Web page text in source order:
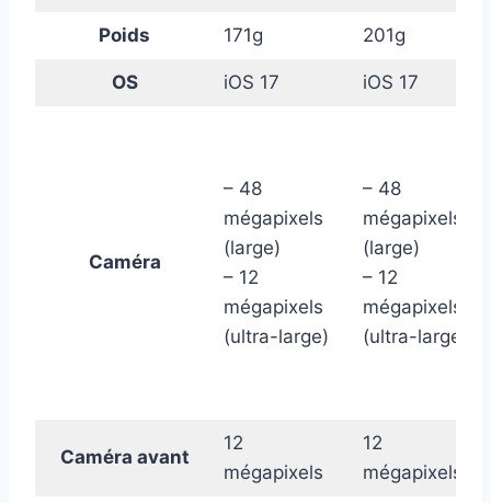
Poids 171g 201g
OS iOS 17 iOS 17
Caméra
– 48
mégapixels
(large)
– 12
mégapixels
(ultra-large)
– 48
mégapixels
(large)
– 12
mégapixels
(ultra-large)
Caméra avant
12
mégapixels
12
mégapixels